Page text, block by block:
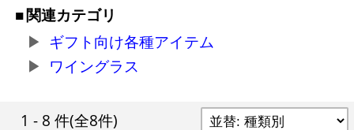
関連カテゴリ
ギフト向け各種アイテム
ワイングラス
1 - 8 件(全8件)